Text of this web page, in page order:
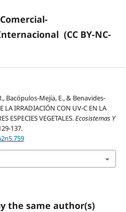
(CC BY-NC-
Bacópulos-Mejía, E., & Benavides-
LA IRRADIACIÓN CON UV-C EN LA
ESPECIES VEGETALES.Ecosistemas Y
137.
the same author(s)